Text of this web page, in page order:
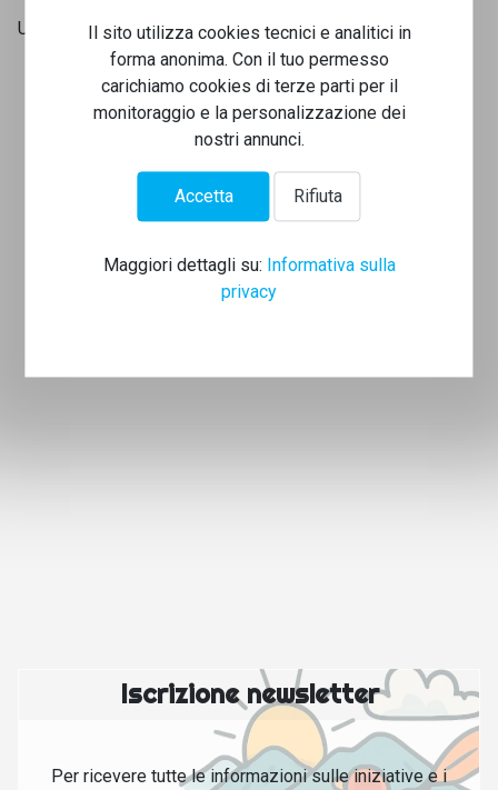
Un grazie a tutti!
Iscrizione newsletter
Per ricevere tutte le informazioni sulle iniziative e i
Il sito utilizza cookies tecnici e analitici in
forma anonima. Con il tuo permesso
carichiamo cookies di terze parti per il
monitoraggio e la personalizzazione dei
nostri annunci.
Accetta Rifiuta
Maggiori dettagli su: Informativa sulla
privacy